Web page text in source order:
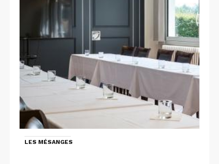
LES MÉSANGES